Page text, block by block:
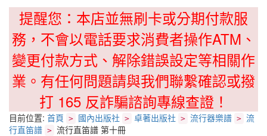
提醒您：本店並無刷卡或分期付款服
務，不會以電話要求消費者操作ATM、
變更付款方式、解除錯誤設定等相關作
業。有任何問題請與我們聯繫確認或撥
打 165 反詐騙諮詢專線查證！
目前位置: 首頁 > 國內出版社 > 卓著出版社 > 流行器樂譜 > 流
行直笛譜 > 流行直笛譜 第十冊